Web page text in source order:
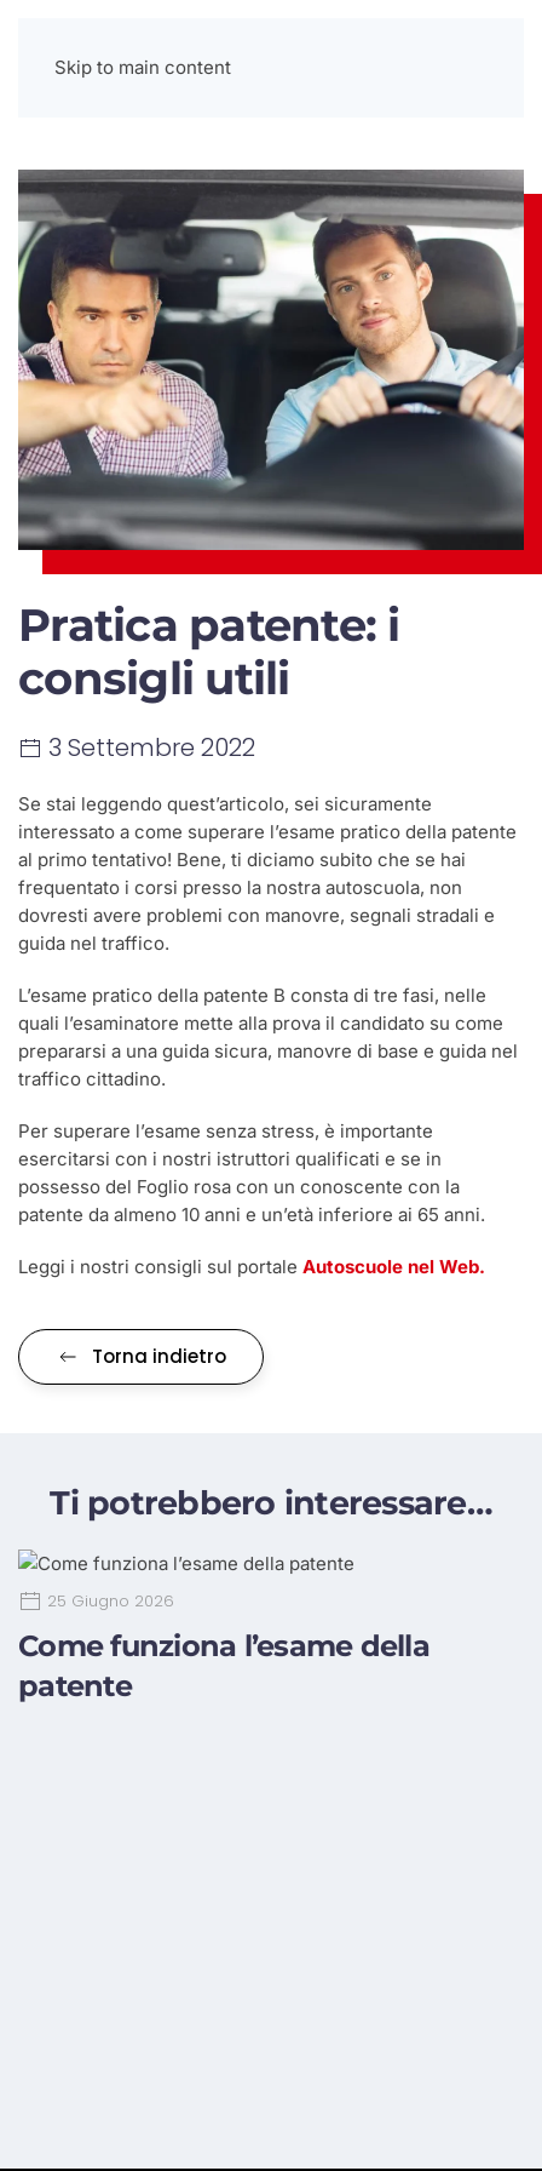
Skip to main content
Pratica patente: i
consigli utili
3 Settembre 2022
Se stai leggendo quest’articolo, sei sicuramente
interessato a come superare l’esame pratico della patente
al primo tentativo! Bene, ti diciamo subito che se hai
frequentato i corsi presso la nostra autoscuola, non
dovresti avere problemi con manovre, segnali stradali e
guida nel traffico.
L’esame pratico della patente B consta di tre fasi, nelle
quali l’esaminatore mette alla prova il candidato su come
prepararsi a una guida sicura, manovre di base e guida nel
traffico cittadino.
Per superare l’esame senza stress, è importante
esercitarsi con i nostri istruttori qualificati e se in
possesso del Foglio rosa con un conoscente con la
patente da almeno 10 anni e un’età inferiore ai 65 anni.
Leggi i nostri consigli sul portale Autoscuole nel Web.
Torna indietro
Ti potrebbero interessare…
25 Giugno 2026
Come funziona l’esame della
patente